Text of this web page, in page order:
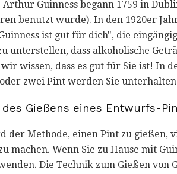
Guinness begann 1759 in
benutzt wurde). In den 1920er
ist gut für dich", die
unterstellen, dass alkoholische
wissen, dass es gut für Sie ist! In
zwei Pint werden Sie
Gießens eines Entwurfs-
der Methode, einen Pint zu gießen,
machen. Wenn Sie zu Hause mit
Die Technik zum Gießen von